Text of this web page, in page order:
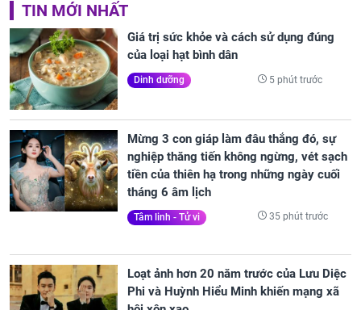
TIN MỚI NHẤT
Giá trị sức khỏe và cách sử dụng đúng
của loại hạt bình dân
Dinh dưỡng 5 phút trước
Mừng 3 con giáp làm đâu thắng đó, sự
nghiệp thăng tiến không ngừng, vét sạch
tiền của thiên hạ trong những ngày cuối
tháng 6 âm lịch
Tâm linh - Tử vi 35 phút trước
Loạt ảnh hơn 20 năm trước của Lưu Diệc
Phi và Huỳnh Hiểu Minh khiến mạng xã